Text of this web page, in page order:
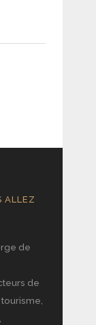
ALLEZ
de
de